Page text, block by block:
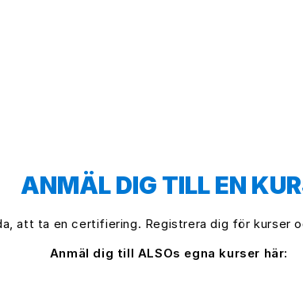
ANMÄL DIG TILL EN
att ta en certifiering. Registrera dig för kurser
Anmäl dig till ALSOs egna kurser här: